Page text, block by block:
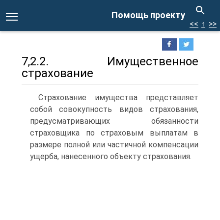
Помощь проекту
<< ↑ >>
7,2.2. Имущественное
страхование
Страхование имущества представляет
собой совокупность видов страхования,
предусматривающих обязанности
страховщика по страховым выплатам в
размере полной или частичной компенсации
ущерба, нанесенного объекту страхования.